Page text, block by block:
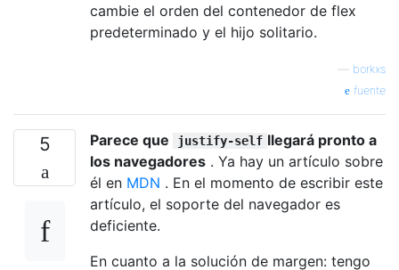
cambie el orden del contenedor de flex
predeterminado y el hijo solitario.
borkxs
fuente
5 Parece que justify-self llegará pronto a
los navegadores . Ya hay un artículo sobre
él en MDN . En el momento de escribir este
artículo, el soporte del navegador es
deficiente.
En cuanto a la solución de margen: tengo